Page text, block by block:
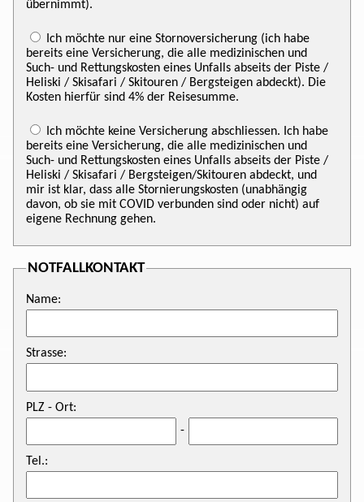
übernimmt).
bereits eine Versicherung, die alle medizinischen und
Such- und Rettungskosten eines Unfalls abseits der Piste /
Heliski / Skisafari / Skitouren / Bergsteigen abdeckt). Die
Kosten hierfür sind 4% der Reisesumme.
bereits eine Versicherung, die alle medizinischen und
Such- und Rettungskosten eines Unfalls abseits der Piste /
Heliski / Skisafari / Bergsteigen/Skitouren abdeckt, und
mir ist klar, dass alle Stornierungskosten (unabhängig
davon, ob sie mit COVID verbunden sind oder nicht) auf
eigene Rechnung gehen.
NOTFALLKONTAKT
Name:
Strasse:
PLZ - Ort:
-
Tel.: